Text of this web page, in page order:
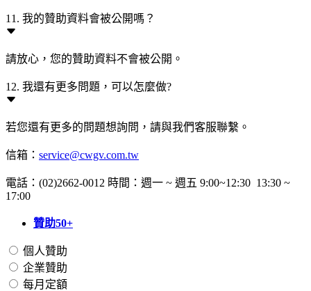
11. 我的贊助資料會被公開嗎？
請放心，您的贊助資料不會被公開。
12. 我還有更多問題，可以怎麼做?
若您還有更多的問題想詢問，請與我們客服聯繫。
信箱： service@cwgv.com.tw
電話：(02)2662-0012 時間：週一 ~ 週五 9:00~12:30 13:30 ~
17:00
贊助50+
個人贊助
企業贊助
每月定額